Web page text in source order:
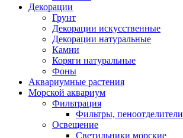
Декорации
Грунт
Декорации искусственные
Декорации натуральные
Камни
Коряги натуральные
Фоны
Аквариумные растения
Морской аквариум
Фильтрация
Фильтры, пеноотделители
Освещение
Светильники морские